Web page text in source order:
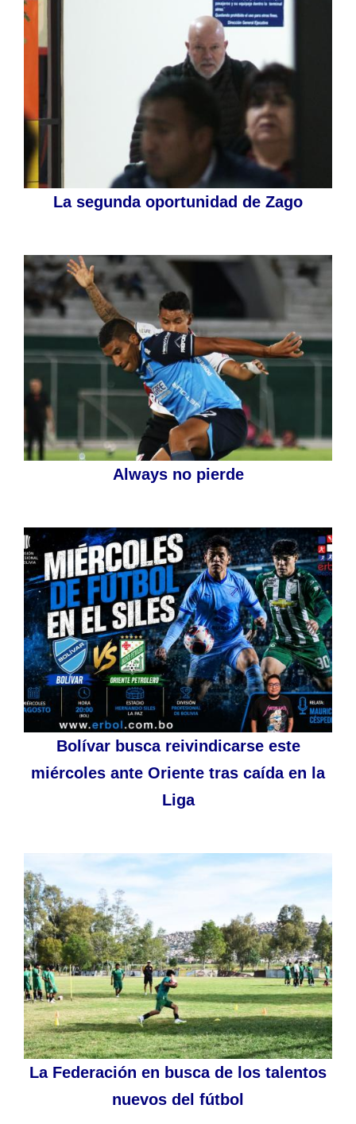
La segunda oportunidad de Zago
Always no pierde
Bolívar busca reivindicarse este
miércoles ante Oriente tras caída en la
Liga
La Federación en busca de los talentos
nuevos del fútbol